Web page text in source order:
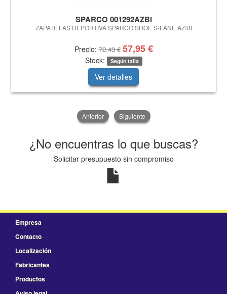
SPARCO 001292AZBI
ZAPATILLAS DEPORTIVA SPARCO SHOE S-LANE AZ/BI
Precio:72,43 € 57,95 €
Stock: Según talla
Ver detalles
Anterior Siguiente
¿No encuentras lo que buscas?
Solicitar presupuesto sin compromiso
Empresa
Contacto
Localización
Fabricantes
Productos